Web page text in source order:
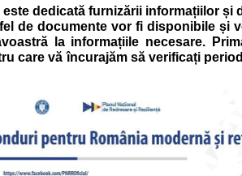
dedicată furnizării informațiilor
de documente vor fi disponibile
la informațiile necesare.
care vă încurajăm să verificați